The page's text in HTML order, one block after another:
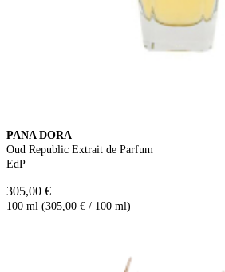
PANA DORA
Oud Republic Extrait de Parfum
EdP
305,00 €
100 ml (305,00 € / 100 ml)